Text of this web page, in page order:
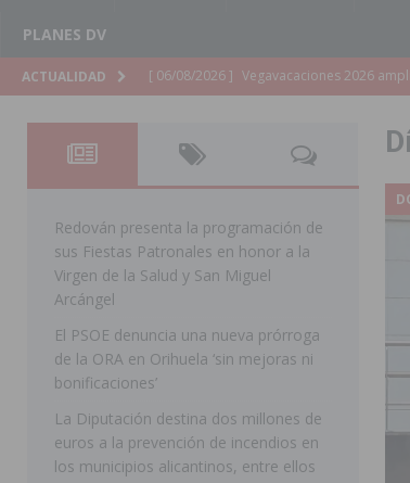
PLANES DV
ACTUALIDAD [ 06/08/2026 ] La Diputación de Alicante
Patronales 2026
SAN MIGUEL DE
[ 06/08/2026 ] La Escuela Municipal de
curso 2026-2027
MONTESINOS
[ 06/08/2026 ]
Convocado el XXVII
[ 06/08/2026 ] Benejúzar vive el verano
BENEJUZAR
Orihuela continúa
pedanías
ORIHUELA
Redován presenta la programación de
sus Fiestas Patronales en honor a la
Virgen de la Salud y San Miguel
Arcángel
El PSOE denuncia una nueva prórroga
de la ORA en Orihuela ‘sin mejoras ni
bonificaciones’
La Diputación destina dos millones de
euros a la prevención de incendios en
los municipios alicantinos, entre ellos